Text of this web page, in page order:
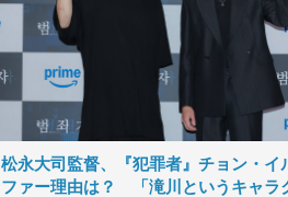
松永大司監督、『犯罪者』チョン・イ
ファー理由は？ 「滝川というキャラ